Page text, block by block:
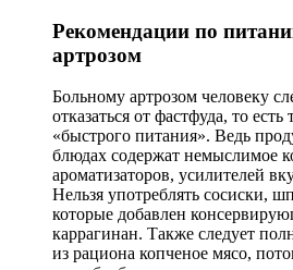
Рекомендации по
артрозом
Больному артрозом человеку
отказаться от фастфуда, то
«быстрого питания». Ведь
блюдах содержат немыслимое
ароматизаторов, усилителей
Нельзя употреблять сосиски,
которые добавлен
каррагинан. Также следует
из рациона копченое мясо,